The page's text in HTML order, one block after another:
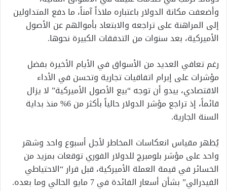
وأضعفت مكانة الدولار باعتباره ملاذاً آمناً، ما دفع المتداولين
إلى المراهنة على تراجعه والابتعاد بأموالهم عن الأصول
الأميركية، بعد سنوات من التدفقات الكبيرة نحوها.
رغم تعافي العديد من الأسواق في الأيام الأخيرة بفضل
مؤشرات على إبرام اتفاقيات تجارية وتحسن في الأداء
الاقتصادي، يبدو أن توجه “بيع الأصول الأميركية” لا يزال
قائماً، إذ تراجع مؤشر الدولار حالياً بأكثر من 6% منذ بداية
السنة الجارية.
يُظهر مقياس انعكاسات المخاطر لأجل أسبوع واحد وشهر
واحد على مؤشر بلومبرج للدولار الفوري توقعات بمزيد من
الخسائر في قيمة العملة الأميركية، قبل قرار “الاحتياطي
الفيدرالي” بشأن أسعار الفائدة في 7 مايو الحالي وما بعده.